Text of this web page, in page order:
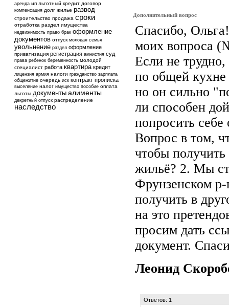
аренда ип льготный кредит договор
компенсация долг жилье развод
строительство продажа сроки
отработка раздел имущества
недвижимость право брак оформление
документов отпуск молодая семья
увольнение раздел оформление
приватизация регистрация амнистия суд
права ребенок беременность молодой
специалист работа квартира кредит
лицензия армия налоги гражданство зарплата
общежитие очередь иск контракт прописка
выселение налог имущество пособие оплата
льготы документы алименты
декретный отпуск распределение
наследство
Дополнительный вопрос
Спасибо,
моих вопроса
Если не
по общей кухне
но он сильно
ли способен
попросить
Вопрос в том,
чтобы получить
жильё? 2. Мы
Фрунзенском
получить в
на это
просим дать
документ.
Леонид
Ответов: 1